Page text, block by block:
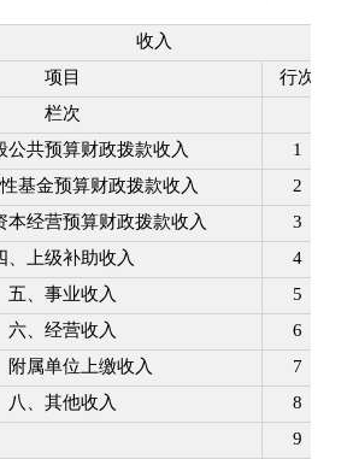
收入
项目
行次
栏次
公共预算财政拨款收入
1
基金预算财政拨款收入
2
本经营预算财政拨款收入
3
、上级补助收入
4
五、事业收入
5
六、经营收入
6
附属单位上缴收入
7
八、其他收入
8
9